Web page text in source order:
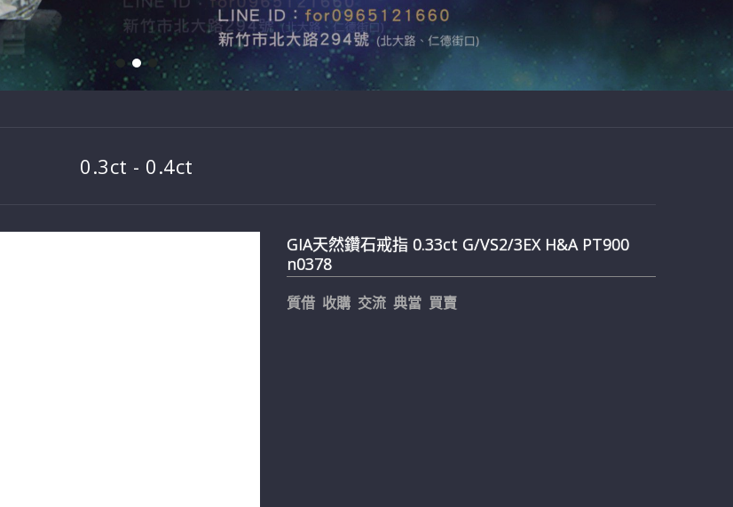
0.3ct - 0.4ct
GIA天然鑽石戒指 0.33ct G/VS2/3EX H&A PT900
n0378
質借 收購 交流 典當 買賣